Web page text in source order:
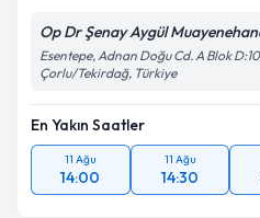
Op Dr Şenay Aygül
Esentepe, Adnan Doğu Cd. A Blok
Çorlu/Tekirdağ, Türkiye
En Yakın Saatler
11 Ağu
14:00
11 Ağu
14:30